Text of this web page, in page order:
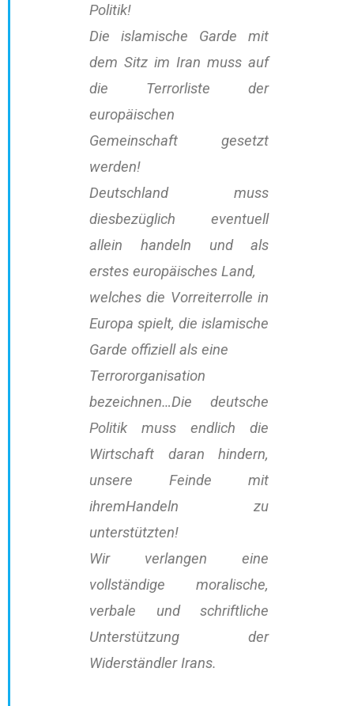
Politik!
Die islamische Garde mit
dem Sitz im Iran muss auf
die Terrorliste der
europäischen
Gemeinschaft gesetzt
werden!
Deutschland muss
diesbezüglich eventuell
allein handeln und als
erstes europäisches Land,
welches die Vorreiterrolle in
Europa spielt, die islamische
Garde offiziell als eine
Terrororganisation
bezeichnen…Die deutsche
Politik muss endlich die
Wirtschaft daran hindern,
unsere Feinde mit
ihremHandeln zu
unterstützten!
Wir verlangen eine
vollständige moralische,
verbale und schriftliche
Unterstützung der
Widerständler Irans.